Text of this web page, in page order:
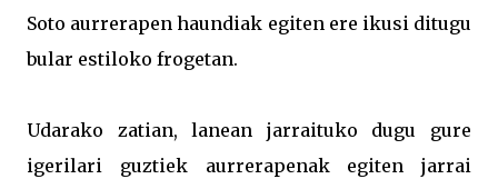
Soto aurrerapen haundiak egiten ere ikusi ditugu
bular estiloko frogetan.
Udarako zatian, lanean jarraituko dugu gure
igerilari guztiek aurrerapenak egiten jarrai